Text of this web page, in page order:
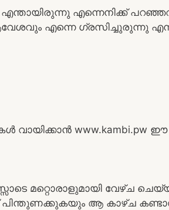
എന്നെനിക്ക്
എന്നെ ഗ്രസിച്ചുരുന്നു
വായിക്കാൻ www.kambi.pw
മറ്റൊരാളുമായി വേഴ്ച
ആ കാഴ്ച